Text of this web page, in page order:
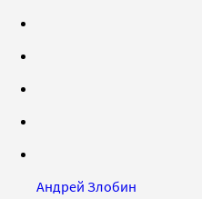
Андрей Злобин